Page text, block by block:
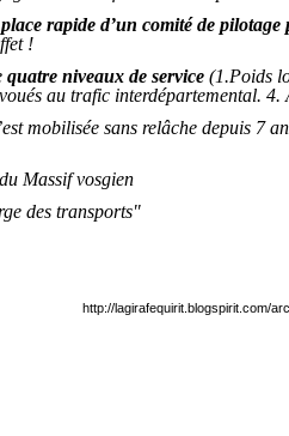
rapide d’un comité de
!
quatre niveaux de service (1.Poids
au trafic interdépartemental.
mobilisée sans relâche depuis 7
Massif vosgien
des transports"
http://lagirafequirit.blogspirit.com/